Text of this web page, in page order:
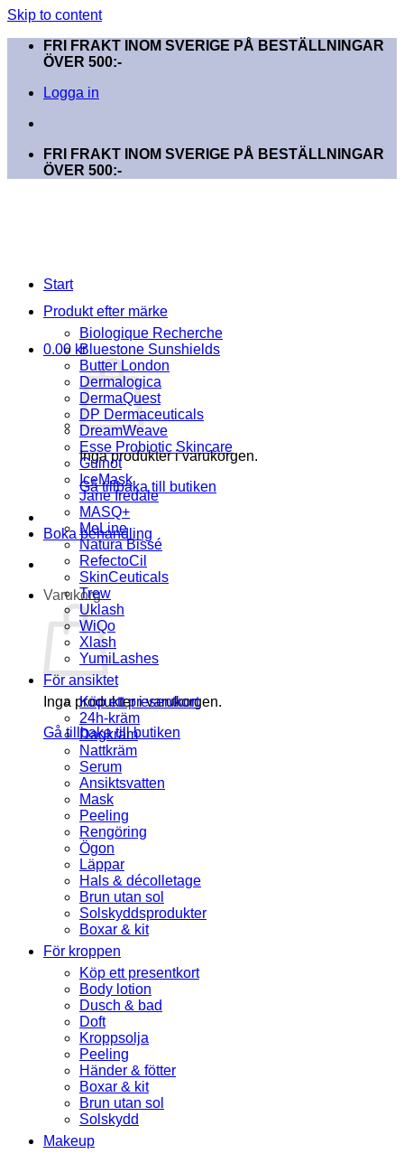
Skip to content
FRI FRAKT INOM SVERIGE PÅ BESTÄLLNINGAR
ÖVER 500:-
Logga in
FRI FRAKT INOM SVERIGE PÅ BESTÄLLNINGAR
ÖVER 500:-
0.00 kr
Inga produkter i varukorgen.
Gå tillbaka till butiken
Boka behandling
Varukorg
Inga produkter i varukorgen.
Gå tillbaka till butiken
Start
Produkt efter märke
Biologique Recherche
Bluestone Sunshields
Butter London
Dermalogica
DermaQuest
DP Dermaceuticals
DreamWeave
Esse Probiotic Skincare
Guinot
IceMask
Jane Iredale
MASQ+
MeLine
Natura Bissé
RefectoCil
SkinCeuticals
Trew
Uklash
WiQo
Xlash
YumiLashes
För ansiktet
Köp ett presentkort
24h-kräm
Dagkräm
Nattkräm
Serum
Ansiktsvatten
Mask
Peeling
Rengöring
Ögon
Läppar
Hals & décolletage
Brun utan sol
Solskyddsprodukter
Boxar & kit
För kroppen
Köp ett presentkort
Body lotion
Dusch & bad
Doft
Kroppsolja
Peeling
Händer & fötter
Boxar & kit
Brun utan sol
Solskydd
Makeup